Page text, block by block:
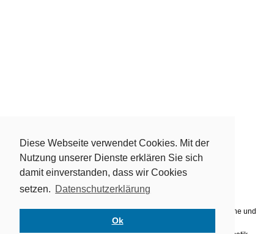
Diese Webseite verwendet Cookies. Mit der
Nutzung unserer Dienste erklären Sie sich
damit einverstanden, dass wir Cookies
setzen. Datenschutzerklärung
Ok
Kontakt Datenschutz
Warum Mathe mit uns lernen?
Mathetrainerzum Kopfrechnen lernen für Anfänger, Fortgeschrittene und